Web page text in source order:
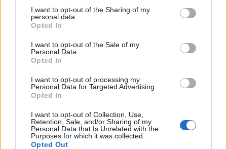
I want to opt-out of the Sharing of my
personal data.
Opted In
I want to opt-out of the Sale of my
Personal Data.
Opted In
I want to opt-out of processing my
Personal Data for Targeted Advertising.
Opted In
I want to opt-out of Collection, Use,
Retention, Sale, and/or Sharing of my
Personal Data that Is Unrelated with the
Purposes for which it was collected.
Opted Out
Carpegna (21)
Fossombrone (217)
Frontino (7)